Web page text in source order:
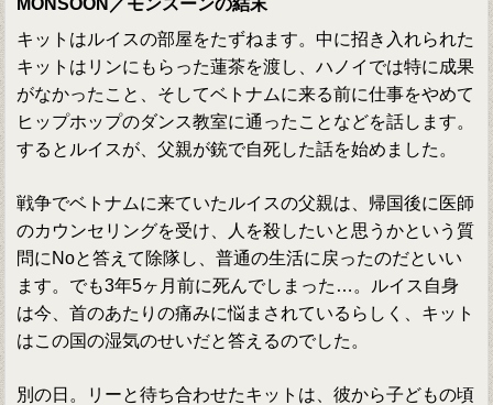
MONSOON／モンスーンの結末
キットはルイスの部屋をたずねます。中に招き入れられた
キットはリンにもらった蓮茶を渡し、ハノイでは特に成果
がなかったこと、そしてベトナムに来る前に仕事をやめて
ヒップホップのダンス教室に通ったことなどを話します。
するとルイスが、父親が銃で自死した話を始めました。
戦争でベトナムに来ていたルイスの父親は、帰国後に医師
のカウンセリングを受け、人を殺したいと思うかという質
問にNoと答えて除隊し、普通の生活に戻ったのだといい
ます。でも3年5ヶ月前に死んでしまった…。ルイス自身
は今、首のあたりの痛みに悩まされているらしく、キット
はこの国の湿気のせいだと答えるのでした。
別の日。リーと待ち合わせたキットは、彼から子どもの頃